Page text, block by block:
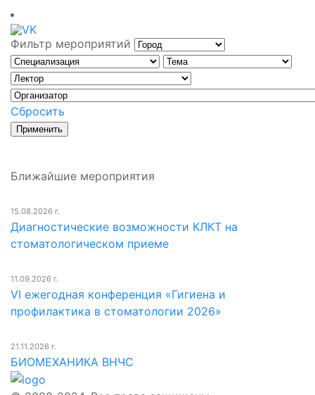
Фильтр мероприятий
Сбросить
Ближайшие мероприятия
15.08.2026 г.
Диагностические возможности КЛКТ на
стоматологическом приеме
11.09.2026 г.
VI ежегодная конференция «Гигиена и
профилактика в стоматологии 2026»
21.11.2026 г.
БИОМЕХАНИКА ВНЧС